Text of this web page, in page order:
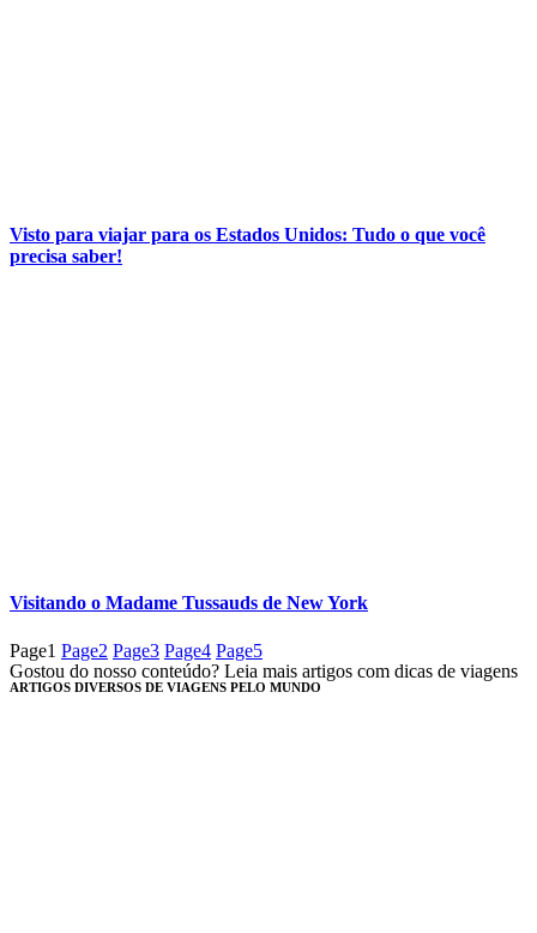
Visto para viajar para os Estados Unidos: Tudo o que você
precisa saber!
Visitando o Madame Tussauds de New York
Page1 Page2 Page3 Page4 Page5
Gostou do nosso conteúdo? Leia mais artigos com dicas de viagens
ARTIGOS DIVERSOS DE VIAGENS PELO MUNDO​